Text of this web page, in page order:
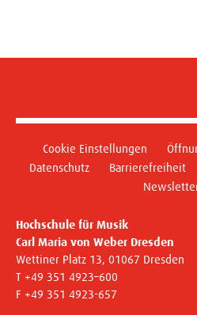
Cookie Einstellungen
Datenschutz
Barrierefreiheit
Hochschule für Musik
Carl Maria von Weber Dresden
Wettiner Platz 13, 01067 Dresden
T +49 351 4923–600
F +49 351 4923-657